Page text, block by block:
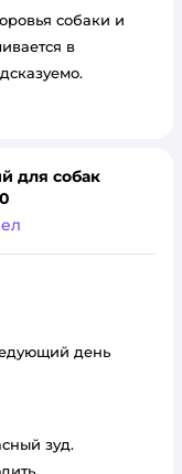
собаки и
в
для собак
день
зуд.